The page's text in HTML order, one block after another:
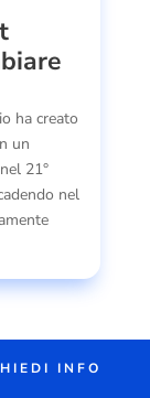
ha creato
un
21°
nel
INFO